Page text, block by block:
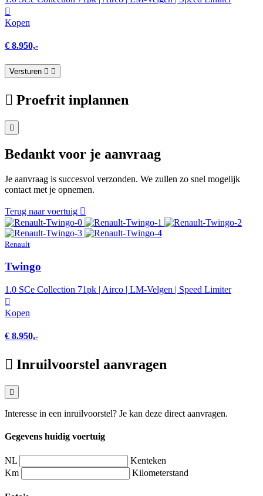
Kopen
€ 8.950,-
Versturen
Proefrit inplannen
Bedankt voor je aanvraag
Je aanvraag is succesvol verzonden. We zullen zo snel mogelijk
contact met je opnemen.
Terug naar voertuig
Renault
Twingo
1.0 SCe Collection 71pk | Airco | LM-Velgen | Speed Limiter
Kopen
€ 8.950,-
Inruilvoorstel aanvragen
Interesse in een inruilvoorstel? Je kan deze direct aanvragen.
Gegevens huidig voertuig
NL
Kenteken
Km
Kilometerstand